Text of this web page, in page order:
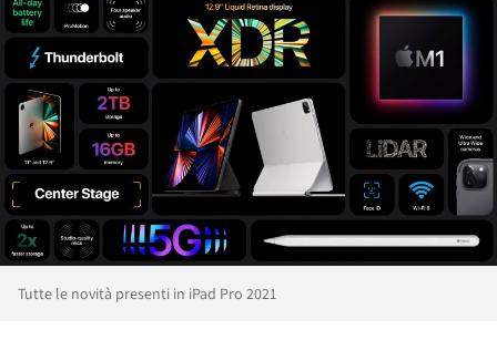
Tutte le novità presenti in iPad Pro 2021